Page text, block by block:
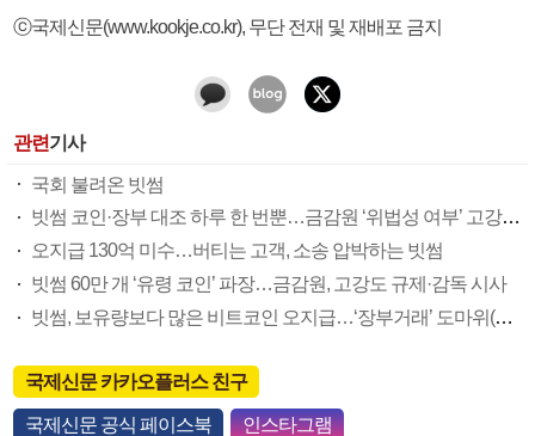
ⓒ국제신문(www.kookje.co.kr), 무단 전재 및 재배포 금지
관련기사
국회 불려온 빗썸
빗썸 코인·장부 대조 하루 한 번뿐…금감원 ‘위법성 여부’ 고강도 조사
오지급 130억 미수…버티는 고객, 소송 압박하는 빗썸
빗썸 60만 개 ‘유령 코인’ 파장…금감원, 고강도 규제·감독 시사
빗썸, 보유량보다 많은 비트코인 오지급…‘장부거래’ 도마위(종합)
국제신문 카카오플러스 친구
국제신문 공식 페이스북 인스타그램